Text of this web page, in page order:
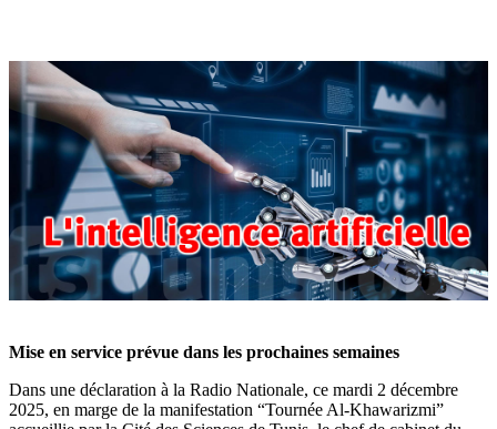
Mise en service prévue dans les prochaines semaines
Dans une déclaration à la Radio Nationale, ce mardi 2 décembre
2025, en marge de la manifestation “Tournée Al-Khawarizmi”